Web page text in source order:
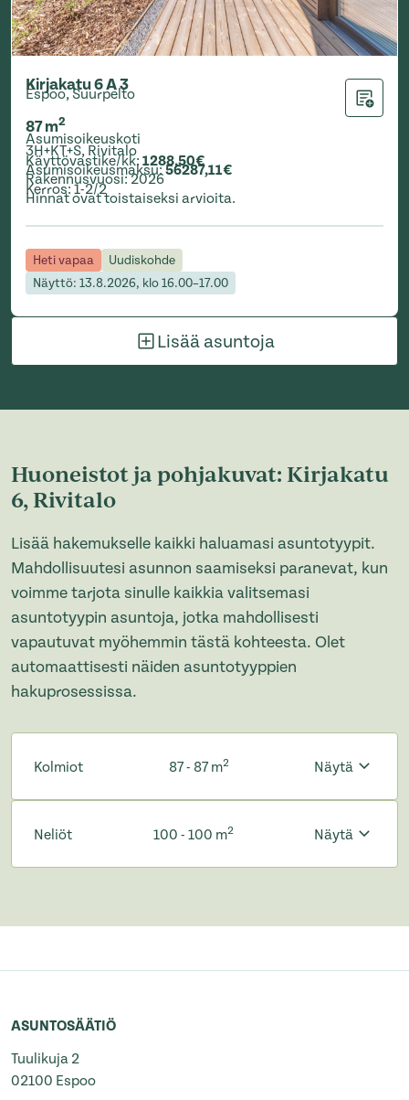
Kirjakatu 6 A 3
Espoo, Suurpelto
Lisää
87m2
Asumisoikeuskoti
3H+KT+S, Rivitalo
Käyttövastike/kk: 1288,50€
Asumisoikeusmaksu:56287,11€
Rakennusvuosi:2026
Kerros:1-2/2
Hinnat ovat toistaiseksi arvioita.
Heti vapaa
Uudiskohde
Näyttö: 13.8.2026, klo 16.00–17.00
Lisää asuntoja
Huoneistot ja pohjakuvat: Kirjakatu
6, Rivitalo
Lisää hakemukselle kaikki haluamasi asuntotyypit.
Mahdollisuutesi asunnon saamiseksi paranevat, kun
voimme tarjota sinulle kaikkia valitsemasi
asuntotyypin asuntoja, jotka mahdollisesti
vapautuvat myöhemmin tästä kohteesta. Olet
automaattisesti näiden asuntotyyppien
hakuprosessissa.
Kolmiot 87 - 87 m2 Näytä
Neliöt 100 - 100 m2 Näytä
ASUNTOSÄÄTIÖ
Tuulikuja 2
02100 Espoo